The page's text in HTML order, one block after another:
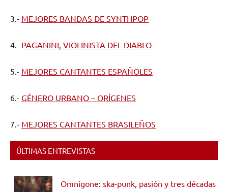
3.- MEJORES BANDAS DE SYNTHPOP
4.- PAGANINI, VIOLINISTA DEL DIABLO
5.- MEJORES CANTANTES ESPAÑOLES
6.- GÉNERO URBANO – ORÍGENES
7.- MEJORES CANTANTES BRASILEÑOS
ÚLTIMAS ENTREVISTAS
Omnigone: ska-punk, pasión y tres décadas